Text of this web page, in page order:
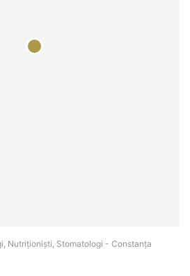
Nutriționiști, Stomatologi - Constanţa